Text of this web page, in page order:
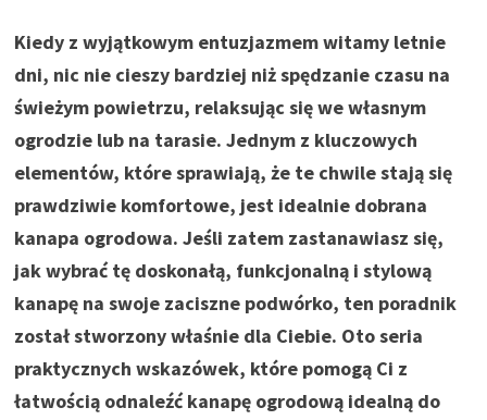
Kiedy z wyjątkowym entuzjazmem witamy letnie
dni, nic nie cieszy bardziej niż spędzanie czasu na
świeżym powietrzu, relaksując się we własnym
ogrodzie lub na tarasie. Jednym z kluczowych
elementów, które sprawiają, że te chwile stają się
prawdziwie komfortowe, jest idealnie dobrana
kanapa ogrodowa. Jeśli zatem zastanawiasz się,
jak wybrać tę doskonałą, funkcjonalną i stylową
kanapę na swoje zaciszne podwórko, ten poradnik
został stworzony właśnie dla Ciebie. Oto seria
praktycznych wskazówek, które pomogą Ci z
łatwością odnaleźć kanapę ogrodową idealną do